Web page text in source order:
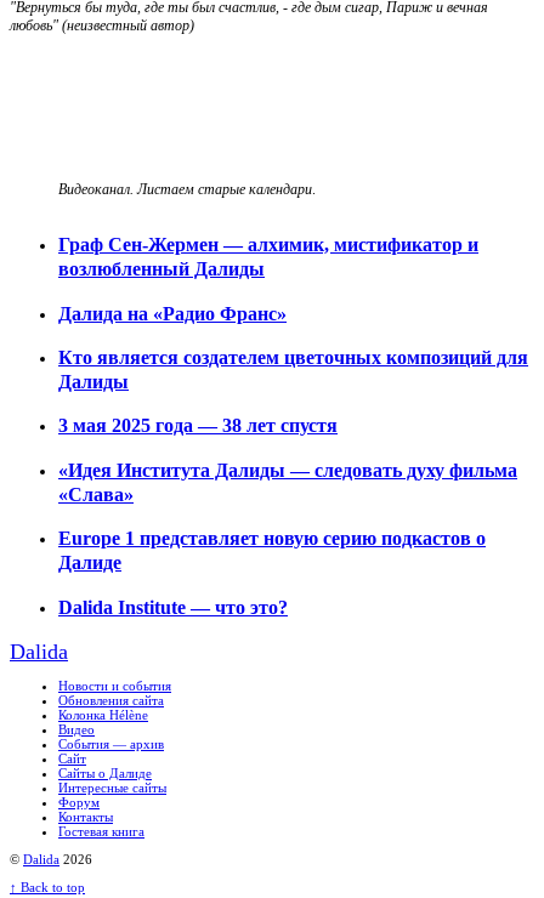
"Вернуться бы туда, где ты был счастлив, - где дым сигар, Париж и вечная
любовь" (неизвестный автор)
Видеоканал. Листаем старые календари.
Граф Сен-Жермен — алхимик, мистификатор и
возлюбленный Далиды
Далида на «Радио Франс»
Кто является создателем цветочных композиций для
Далиды
3 мая 2025 года — 38 лет спустя
«Идея Института Далиды — следовать духу фильма
«Слава»
Europe 1 представляет новую серию подкастов о
Далиде
Dalida Institute — что это?
Dalida
Новости и события
Обновления сайта
Колонка Hélène
Видео
События — архив
Сайт
Сайты о Далиде
Интересные сайты
Форум
Контакты
Гостевая книга
© Dalida 2026
↑ Back to top